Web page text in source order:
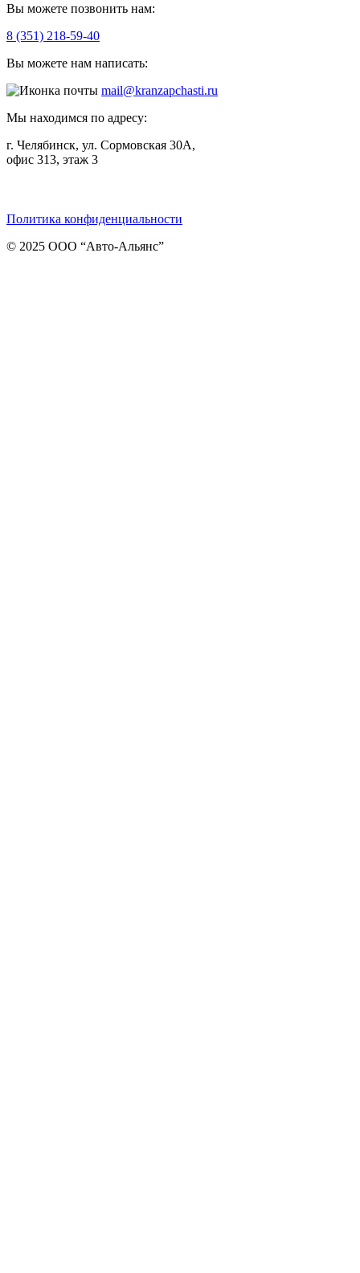
Вы можете позвонить нам:
8 (351) 218-59-40
Вы можете нам написать:
mail@kranzapchasti.ru
Мы находимся по адресу:
г. Челябинск, ул. Сормовская 30А,
офис 313, этаж 3
Политика конфиденциальности
© 2025 ООО “Авто-Альянс”